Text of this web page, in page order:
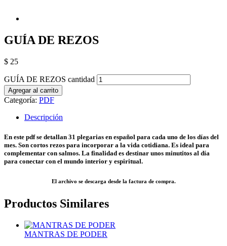
GUÍA DE REZOS
$ 25
GUÍA DE REZOS cantidad
Agregar al carrito
Categoría: PDF
Descripción
En este pdf se detallan 31 plegarias en español para cada uno de los días del
mes. Son cortos rezos para incorporar a la vida cotidiana. Es ideal para
complementar con salmos. La finalidad es destinar unos minutitos al día
para conectar con el mundo interior y espiritual.
El archivo se descarga desde la factura de compra.
Productos Similares
MANTRAS DE PODER